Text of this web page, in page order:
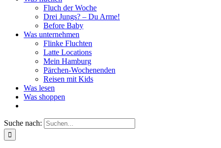
Fluch der Woche
Drei Jungs? – Du Arme!
Before Baby
Was unternehmen
Flinke Fluchten
Latte Locations
Mein Hamburg
Pärchen-Wochenenden
Reisen mit Kids
Was lesen
Was shoppen
Suche nach: